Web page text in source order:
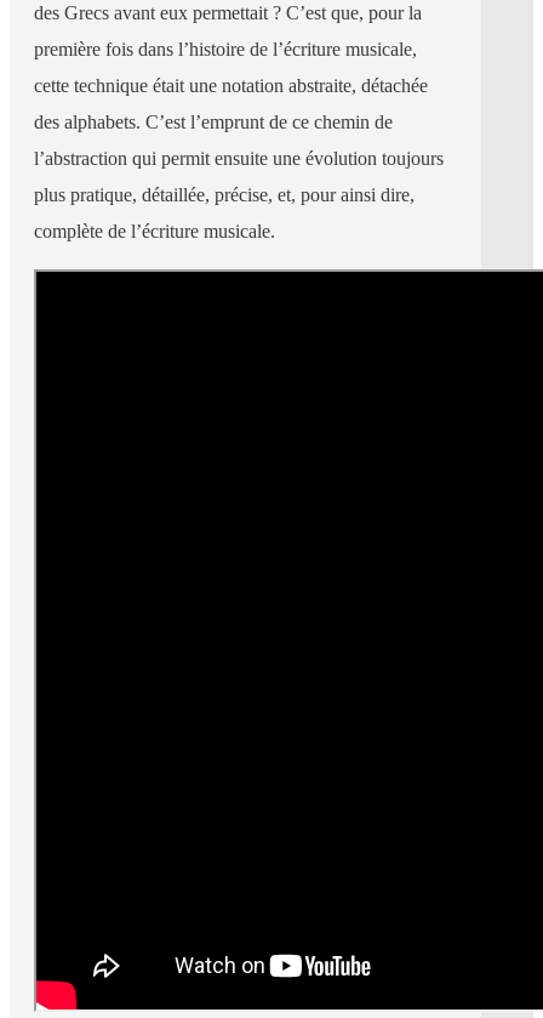
des Grecs avant eux permettait ? C’est que, pour la
première fois dans l’histoire de l’écriture musicale,
cette technique était une notation abstraite, détachée
des alphabets. C’est l’emprunt de ce chemin de
l’abstraction qui permit ensuite une évolution toujours
plus pratique, détaillée, précise, et, pour ainsi dire,
complète de l’écriture musicale.